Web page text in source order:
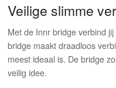
Veilige slimme
Met de Innr bridge verbind
bridge maakt draadloos
meest ideaal is. De bridge
veilig idee.